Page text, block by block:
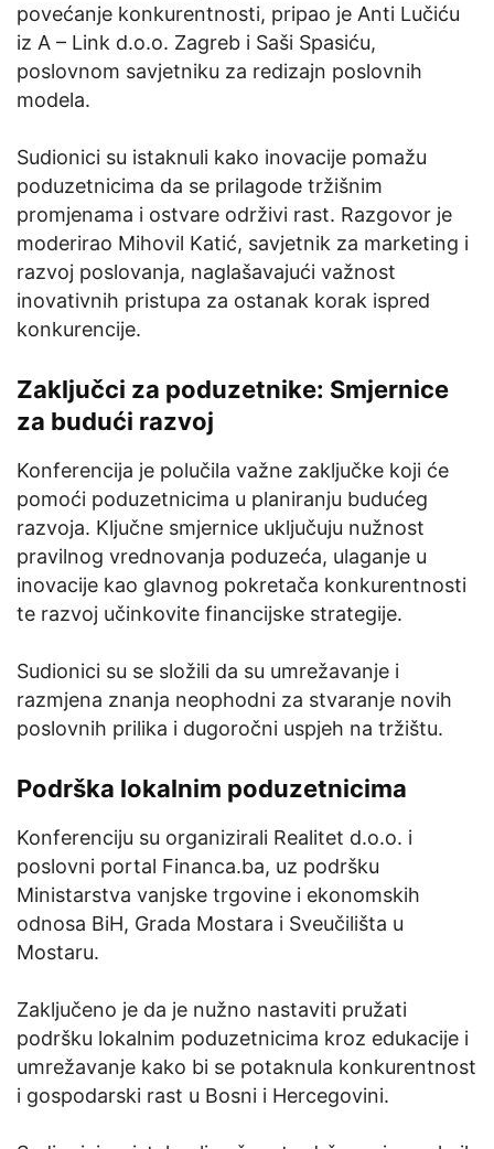
povećanje konkurentnosti, pripao je Anti Lučiću
iz A – Link d.o.o. Zagreb i Saši Spasiću,
poslovnom savjetniku za redizajn poslovnih
modela.
Sudionici su istaknuli kako inovacije pomažu
poduzetnicima da se prilagode tržišnim
promjenama i ostvare održivi rast. Razgovor je
moderirao Mihovil Katić, savjetnik za marketing i
razvoj poslovanja, naglašavajući važnost
inovativnih pristupa za ostanak korak ispred
konkurencije.
Zaključci za poduzetnike: Smjernice
za budući razvoj
Konferencija je polučila važne zaključke koji će
pomoći poduzetnicima u planiranju budućeg
razvoja. Ključne smjernice uključuju nužnost
pravilnog vrednovanja poduzeća, ulaganje u
inovacije kao glavnog pokretača konkurentnosti
te razvoj učinkovite financijske strategije.
Sudionici su se složili da su umrežavanje i
razmjena znanja neophodni za stvaranje novih
poslovnih prilika i dugoročni uspjeh na tržištu.
Podrška lokalnim poduzetnicima
Konferenciju su organizirali Realitet d.o.o. i
poslovni portal Financa.ba, uz podršku
Ministarstva vanjske trgovine i ekonomskih
odnosa BiH, Grada Mostara i Sveučilišta u
Mostaru.
Zaključeno je da je nužno nastaviti pružati
podršku lokalnim poduzetnicima kroz edukacije i
umrežavanje kako bi se potaknula konkurentnost
i gospodarski rast u Bosni i Hercegovini.